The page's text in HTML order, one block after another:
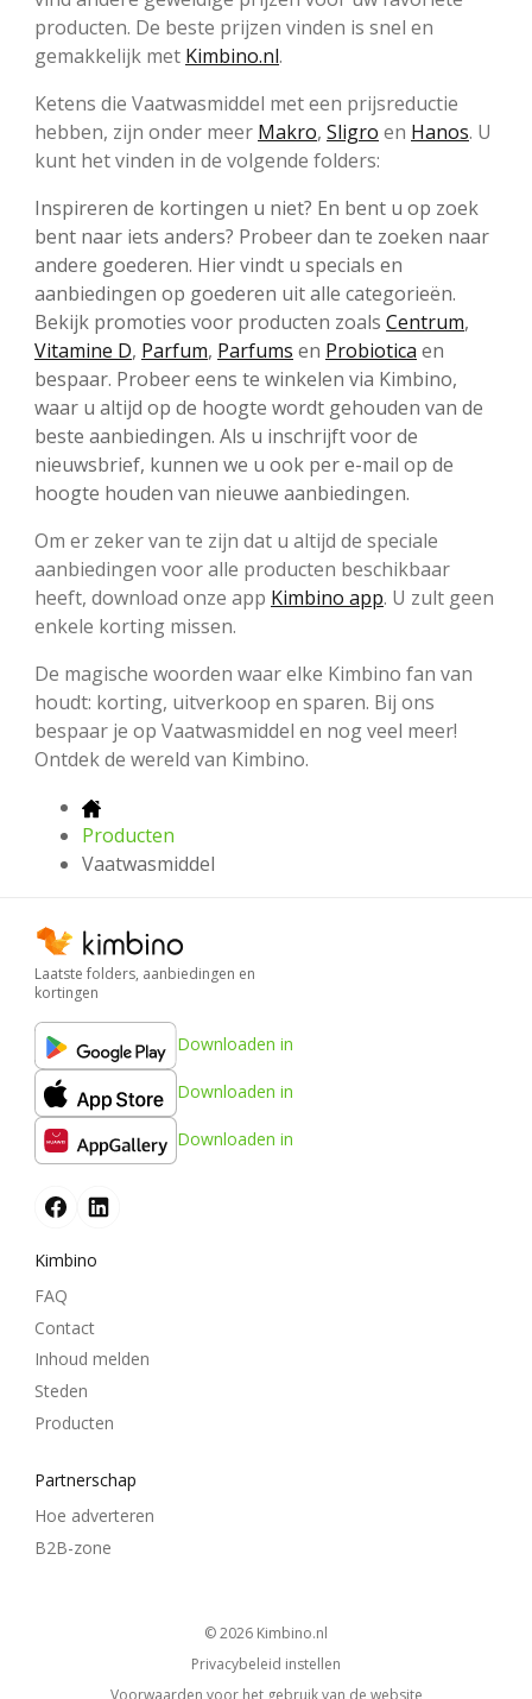
producten. De beste prijzen vinden is snel en
gemakkelijk met Kimbino.nl.
Ketens die Vaatwasmiddel met een prijsreductie
hebben, zijn onder meer Makro, Sligro en Hanos. U
kunt het vinden in de volgende folders:
Inspireren de kortingen u niet? En bent u op zoek
bent naar iets anders? Probeer dan te zoeken naar
andere goederen. Hier vindt u specials en
aanbiedingen op goederen uit alle categorieën.
Bekijk promoties voor producten zoals Centrum,
Vitamine D, Parfum, Parfums en Probiotica en
bespaar. Probeer eens te winkelen via Kimbino,
waar u altijd op de hoogte wordt gehouden van de
beste aanbiedingen. Als u inschrijft voor de
nieuwsbrief, kunnen we u ook per e-mail op de
hoogte houden van nieuwe aanbiedingen.
Om er zeker van te zijn dat u altijd de speciale
aanbiedingen voor alle producten beschikbaar
heeft, download onze app Kimbino app. U zult geen
enkele korting missen.
De magische woorden waar elke Kimbino fan van
houdt: korting, uitverkoop en sparen. Bij ons
bespaar je op Vaatwasmiddel en nog veel meer!
Ontdek de wereld van Kimbino.
Producten
Vaatwasmiddel
Laatste folders, aanbiedingen en
kortingen
Downloaden in
Downloaden in
Downloaden in
Kimbino
FAQ
Contact
Inhoud melden
Steden
Producten
Partnerschap
Hoe adverteren
B2B-zone
© 2026
kimbino.nl
Privacybeleid instellen